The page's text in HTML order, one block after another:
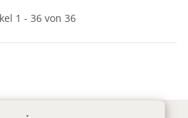
1 - 36 von 36